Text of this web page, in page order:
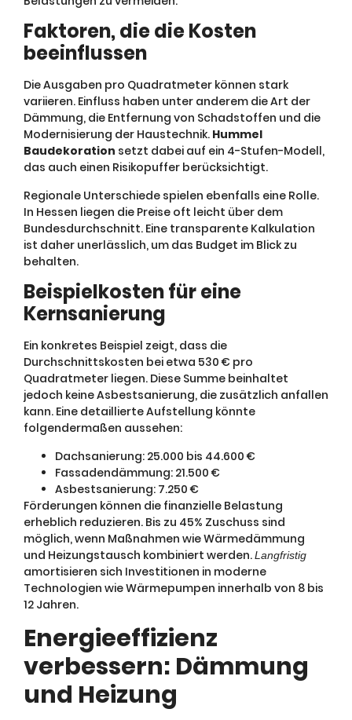
Faktoren, die die Kosten
beeinflussen
Die Ausgaben pro Quadratmeter können stark
variieren. Einfluss haben unter anderem die Art der
Dämmung, die Entfernung von Schadstoffen und die
Modernisierung der Haustechnik. Hummel
Baudekoration setzt dabei auf ein 4-Stufen-Modell,
das auch einen Risikopuffer berücksichtigt.
Regionale Unterschiede spielen ebenfalls eine Rolle.
In Hessen liegen die Preise oft leicht über dem
Bundesdurchschnitt. Eine transparente Kalkulation
ist daher unerlässlich, um das Budget im Blick zu
behalten.
Beispielkosten für eine
Kernsanierung
Ein konkretes Beispiel zeigt, dass die
Durchschnittskosten bei etwa 530 € pro
Quadratmeter liegen. Diese Summe beinhaltet
jedoch keine Asbestsanierung, die zusätzlich anfallen
kann. Eine detaillierte Aufstellung könnte
folgendermaßen aussehen:
Dachsanierung: 25.000 bis 44.600 €
Fassadendämmung: 21.500 €
Asbestsanierung: 7.250 €
Förderungen können die finanzielle Belastung
erheblich reduzieren. Bis zu 45% Zuschuss sind
möglich, wenn Maßnahmen wie Wärmedämmung
und Heizungstausch kombiniert werden.Langfristig
amortisieren sich Investitionen in moderne
Technologien wie Wärmepumpen innerhalb von 8 bis
12 Jahren.
Energieeffizienz
verbessern: Dämmung
und Heizung